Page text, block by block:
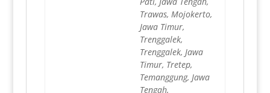
Trawas, Mojokerto,
Jawa Timur,
Trenggalek,
Trenggalek, Jawa
Timur, Tretep,
Temanggung, Jawa
Tengah,